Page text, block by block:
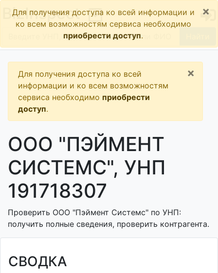
BizInspect
Для получения доступа ко всей информации и
ко всем возможностям сервиса необходимо
приобрести доступ.
×
Для получения доступа ко всей
информации и ко всем возможностям
сервиса необходимо приобрести
доступ.
×
ООО "ПЭЙМЕНТ
СИСТЕМС", УНП
191718307
Проверить ООО "Пэймент Системс" по УНП:
получить полные сведения, проверить контрагента.
СВОДКА